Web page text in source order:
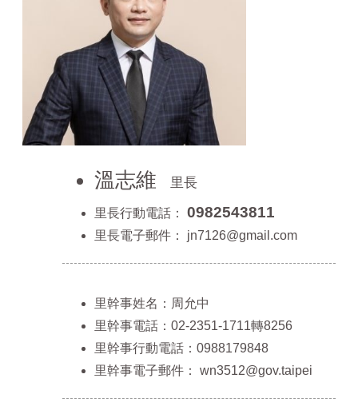
溫志維 里長
里長行動電話： 0982543811
里長電子郵件： jn7126@gmail.com
里幹事姓名：周允中
里幹事電話：02-2351-1711轉8256
里幹事行動電話：0988179848
里幹事電子郵件： wn3512@gov.taipei